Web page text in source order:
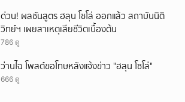
ด่วน! ผลชันสูตร ฮลุน โซโล่ ออกแล้ว สถาบันนิติ
วิทย์ฯ เผยสาเหตุเสียชีวิตเบื้องต้น
786 ดู
ว่านไฉ โพสต์ขอโทษหลังแจ้งข่าว "ฮลุน โซโล่"
666 ดู